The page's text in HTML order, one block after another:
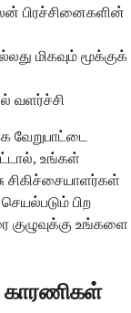
பிரச்சினைகளின்
மிகவும் மூக்குக்
வளர்ச்சி
வேறுபாட்டை
உங்கள்
சிகிச்சையாளர்கள்
பிற
குழுவுக்கு உங்களை
காரணிகள்